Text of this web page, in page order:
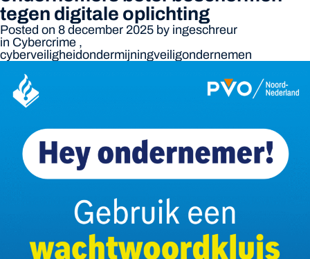
tegen digitale oplichting
Posted on 8 december 2025 by ingeschreur
in Cybercrime ,
cyberveiligheidondermijningveiligondernemen